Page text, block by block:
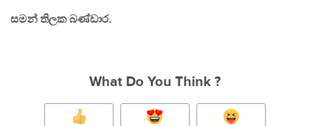
සමන් තිලක බණ්ඩාර.
What Do You Think ?